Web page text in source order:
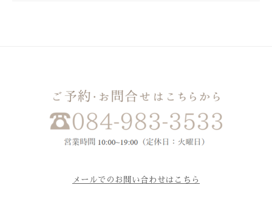
メールでのお問い合わせはこちら